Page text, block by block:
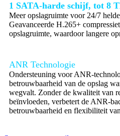
1 SATA-harde schijf, tot 8
Meer opslagruimte voor 24/7
Geavanceerde H.265+
opslagruimte, waardoor langere
ANR Technologie
Ondersteuning voor ANR-
betrouwbaarheid van de opslag
wegvalt. Zonder de kwaliteit van
beïnvloeden, verbetert de ANR-
betrouwbaarheid en flexibiliteit